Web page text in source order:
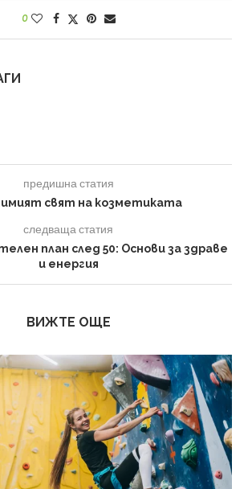
0
предишна статия
свят на козметиката
следваща статия
план след 50: Основи за здраве
и енергия
ВИЖТЕ ОЩЕ